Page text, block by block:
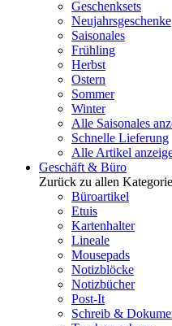
Geschenksets
Neujahrsgeschenke
Saisonales
Frühling
Herbst
Ostern
Sommer
Winter
Alle Saisonales
Schnelle Lieferung
Alle Artikel
Geschäft & Büro
Zurück zu allen
Büroartikel
Etuis
Kartenhalter
Lineale
Mousepads
Notizblöcke
Notizbücher
Post-It
Schreib &